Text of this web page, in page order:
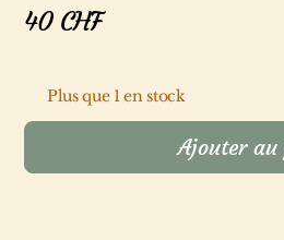
40CHF
Plus que 1 en stock
Ajouter au